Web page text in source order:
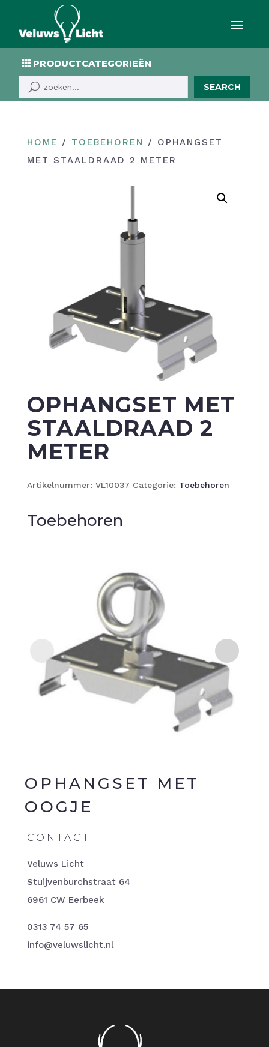
PRODUCTCATEGORIEËN
SEARCH
HOME / TOEBEHOREN
/ OPHANGSET
MET STAALDRAAD 2 METER
OPHANGSET MET
STAALDRAAD 2
METER
Artikelnummer: VL10037 Categorie: Toebehoren
Toebehoren
OPHANGSET MET
OOGJE
CONTACT
Veluws Licht
Stuijvenburchstraat 64
6961 CW Eerbeek
0313 74 57 65
info@veluwslicht.nl